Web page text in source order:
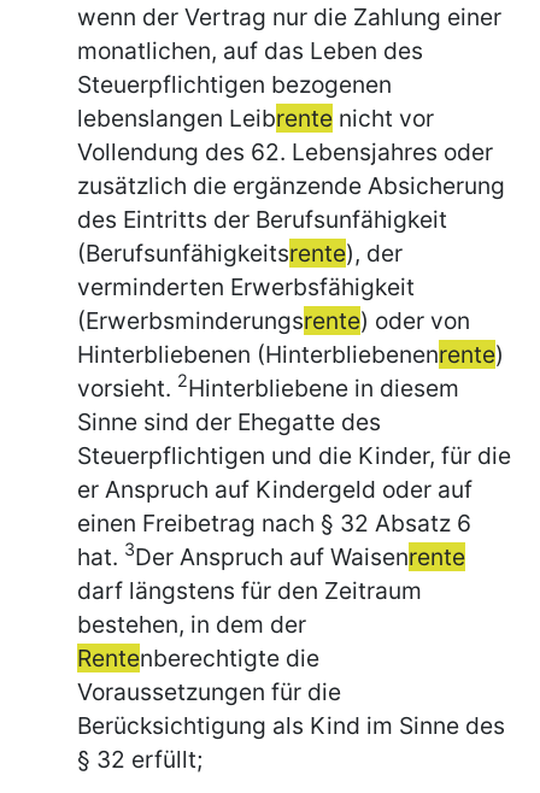
wenn der Vertrag nur die Zahlung einer
monatlichen, auf das Leben des
Steuerpflichtigen bezogenen
lebenslangen Leibrente nicht vor
Vollendung des 62. Lebensjahres oder
zusätzlich die ergänzende Absicherung
des Eintritts der Berufsunfähigkeit
(Berufsunfähigkeitsrente), der
verminderten Erwerbsfähigkeit
(Erwerbsminderungsrente) oder von
Hinterbliebenen (Hinterbliebenenrente)
vorsieht. 2Hinterbliebene in diesem
Sinne sind der Ehegatte des
Steuerpflichtigen und die Kinder, für die
er Anspruch auf Kindergeld oder auf
einen Freibetrag nach § 32 Absatz 6
hat. 3Der Anspruch auf Waisenrente
darf längstens für den Zeitraum
bestehen, in dem der
Rentenberechtigte die
Voraussetzungen für die
Berücksichtigung als Kind im Sinne des
§ 32 erfüllt;